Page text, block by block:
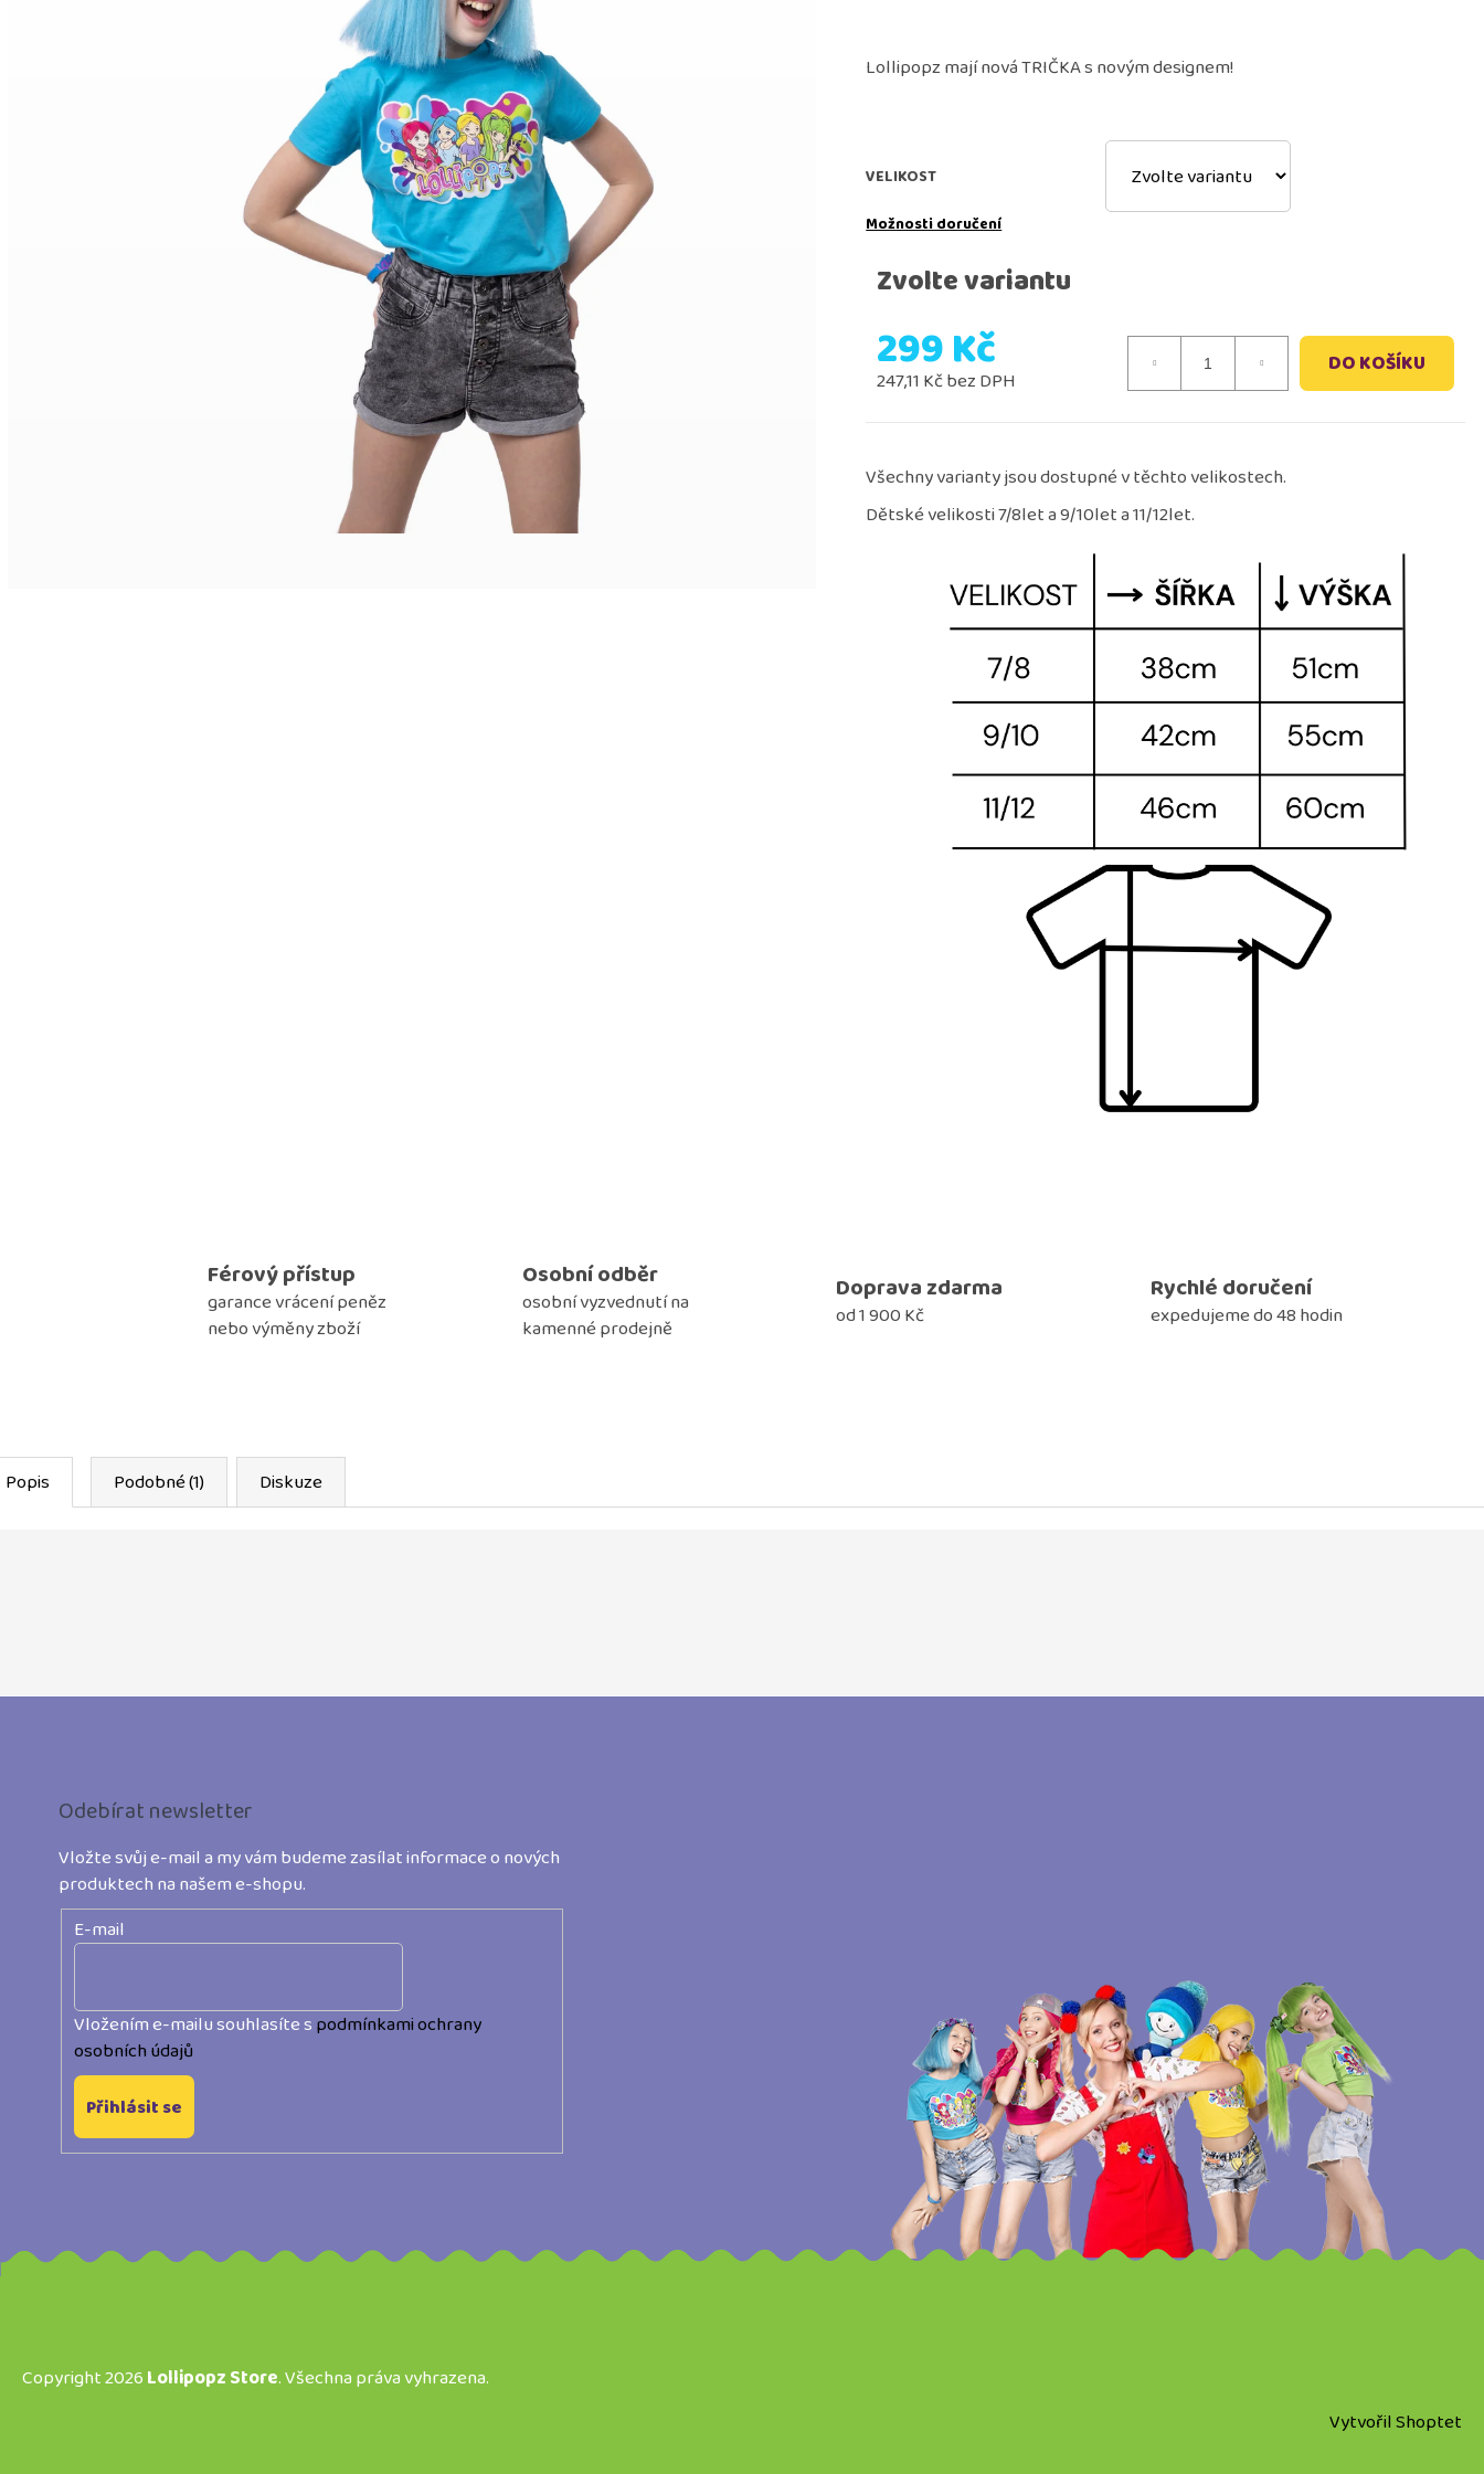
Lollipopz mají nová TRIČKA s novým designem!
VELIKOST
Možnosti doručení
Zvolte variantu
299 Kč
247,11 Kč bez DPH
DO KOŠÍKU
Všechny varianty jsou dostupné v těchto velikostech.
Dětské velikosti 7/8let a 9/10let a 11/12let.
Férový přístup
garance vrácení peněz
nebo výměny zboží
Osobní odběr
osobní vyzvednutí na
kamenné prodejně
Doprava zdarma
od 1 900 Kč
Rychlé doručení
expedujeme do 48 hodin
Popis Podobné (1) Diskuze
nová lollipopz - osuška
349 Kč
lama dance trička kája a bambuláček -
růžová
Z
Odebírat newsletter
Vložte svůj e-mail a my vám budeme zasílat informace o nových
produktech na našem e-shopu.
E-mail
Vložením e-mailu souhlasíte s podmínkami ochrany
osobních údajů
Přihlásit se
Vytvořil Shoptet
Copyright 2026 Lollipopz Store. Všechna práva vyhrazena.